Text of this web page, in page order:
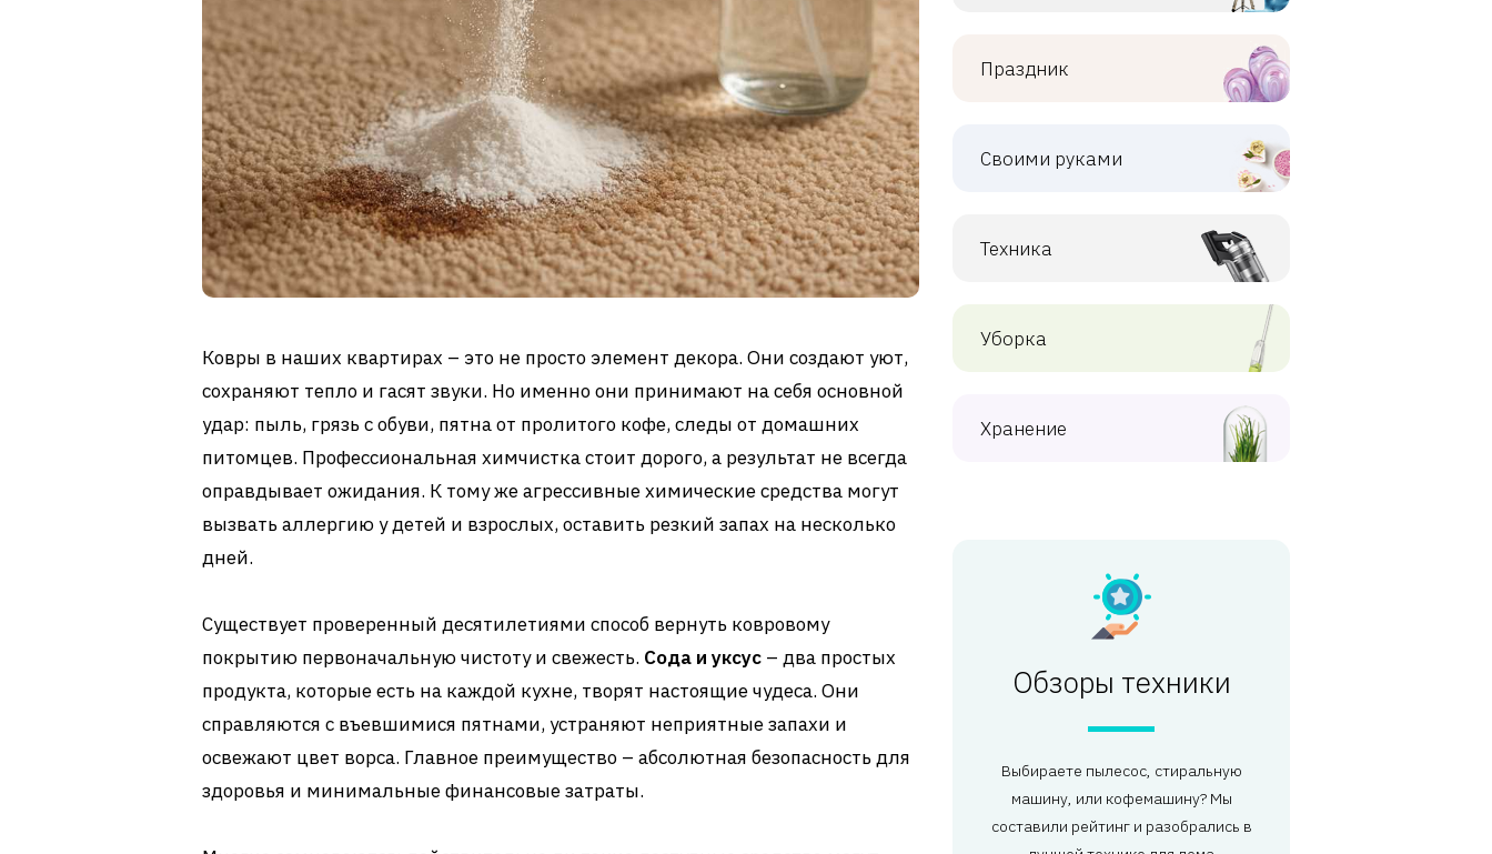
Ковры в наших квартирах – это не просто элемент декора. Они создают уют,
сохраняют тепло и гасят звуки. Но именно они принимают на себя основной
удар: пыль, грязь с обуви, пятна от пролитого кофе, следы от домашних
питомцев. Профессиональная химчистка стоит дорого, а результат не всегда
оправдывает ожидания. К тому же агрессивные химические средства могут
вызвать аллергию у детей и взрослых, оставить резкий запах на несколько
дней.
Существует проверенный десятилетиями способ вернуть ковровому
покрытию первоначальную чистоту и свежесть. Сода и уксус – два простых
продукта, которые есть на каждой кухне, творят настоящие чудеса. Они
справляются с въевшимися пятнами, устраняют неприятные запахи и
освежают цвет ворса. Главное преимущество – абсолютная безопасность для
здоровья и минимальные финансовые затраты.
Праздник
Своими руками
Техника
Уборка
Хранение
Обзоры техники
Выбираете пылесос, стиральную
машину, или кофемашину? Мы
составили рейтинг и разобрались в